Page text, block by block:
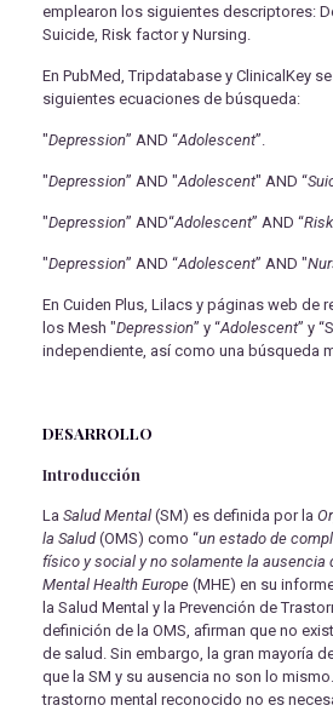
emplearon los siguientes descriptores:
Suicide, Risk factor y Nursing.
En PubMed, Tripdatabase y ClinicalKey
siguientes ecuaciones de búsqueda:
"Depression” AND “Adolescent”.
"Depression” AND "Adolescent" AND “
"Depression” AND“Adolescent” AND “
"Depression” AND “Adolescent” AND "
En Cuiden Plus, Lilacs y páginas web de
los Mesh "Depression” y “Adolescent” y
independiente, así como una búsqueda
DESARROLLO
Introducción
La Salud Mental (SM) es definida por la
la Salud(OMS) como “un estado de
físico y social y no solamente la ausencia
Mental Health Europe (MHE) en su
la Salud Mental y la Prevención de
definición de la OMS, afirman que no
de salud. Sin embargo, la gran mayoría
que la SM y su ausencia no son lo
trastorno mental reconocido no es